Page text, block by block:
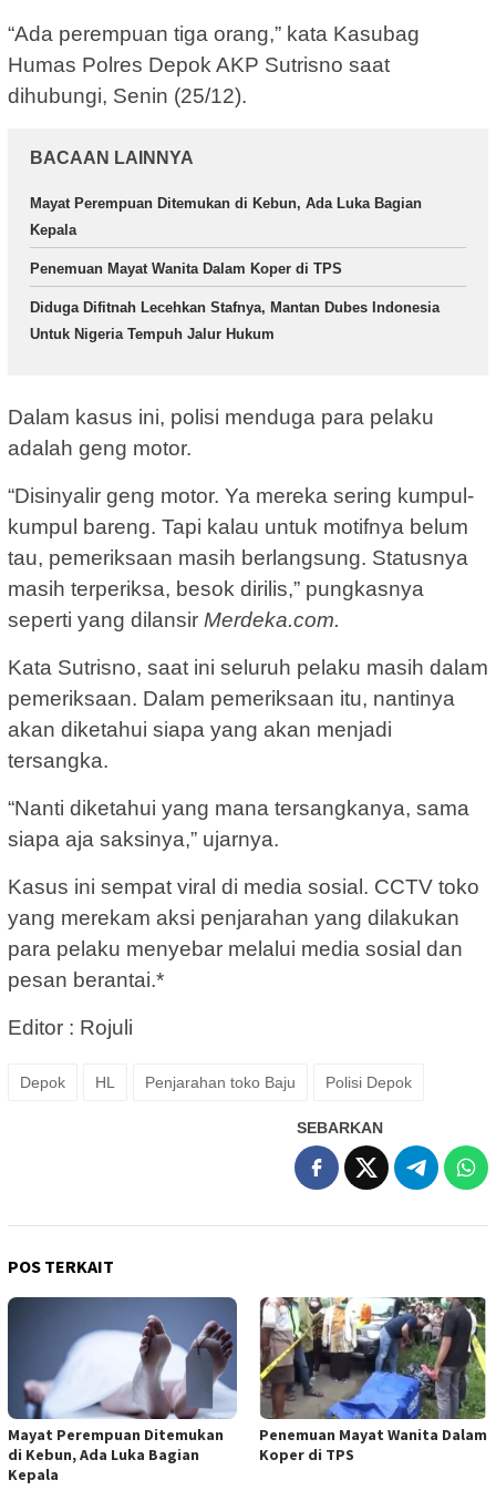
“Ada perempuan tiga orang,” kata Kasubag
Humas Polres Depok AKP Sutrisno saat
dihubungi, Senin (25/12).
BACAAN LAINNYA
Mayat Perempuan Ditemukan di Kebun, Ada Luka Bagian
Kepala
Penemuan Mayat Wanita Dalam Koper di TPS
Diduga Difitnah Lecehkan Stafnya, Mantan Dubes Indonesia
Untuk Nigeria Tempuh Jalur Hukum
Dalam kasus ini, polisi menduga para pelaku
adalah geng motor.
“Disinyalir geng motor. Ya mereka sering kumpul-
kumpul bareng. Tapi kalau untuk motifnya belum
tau, pemeriksaan masih berlangsung. Statusnya
masih terperiksa, besok dirilis,” pungkasnya
seperti yang dilansir Merdeka.com.
Kata Sutrisno, saat ini seluruh pelaku masih dalam
pemeriksaan. Dalam pemeriksaan itu, nantinya
akan diketahui siapa yang akan menjadi
tersangka.
“Nanti diketahui yang mana tersangkanya, sama
siapa aja saksinya,” ujarnya.
Kasus ini sempat viral di media sosial. CCTV toko
yang merekam aksi penjarahan yang dilakukan
para pelaku menyebar melalui media sosial dan
pesan berantai.*
Editor : Rojuli
Depok HL Penjarahan toko Baju Polisi Depok
SEBARKAN
POS TERKAIT
Mayat Perempuan Ditemukan
di Kebun, Ada Luka Bagian
Kepala
Penemuan Mayat Wanita Dalam
Koper di TPS